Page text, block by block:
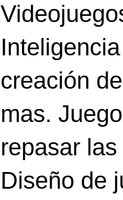
creación
mas.
repasar
Diseño de